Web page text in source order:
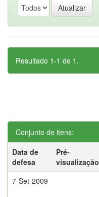
Resultado 1-1 de 1.
Conjunto de itens:
Data de
defesa
Pré-
visualização
7-Set-2009